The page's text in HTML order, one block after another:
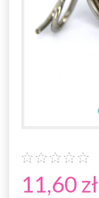
11,60 zł